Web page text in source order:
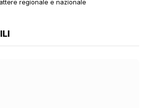
regionale e nazionale